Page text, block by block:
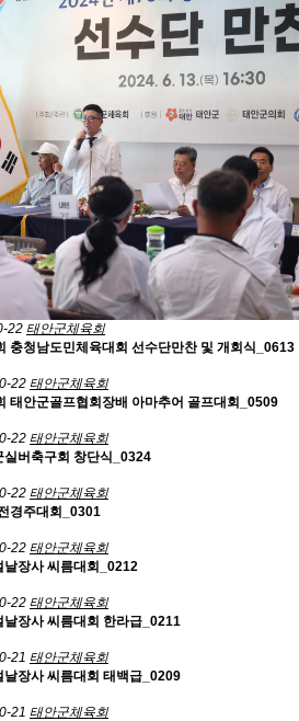
22 태안군체육회
충청남도민체육대회 선수단만찬 및 개회식_0613
22 태안군체육회
태안군골프협회장배 아마추어 골프대회_0509
22 태안군체육회
실버축구회 창단식_0324
22 태안군체육회
경주대회_0301
22 태안군체육회
날장사 씨름대회_0212
22 태안군체육회
날장사 씨름대회 한라급_0211
21 태안군체육회
날장사 씨름대회 태백급_0209
21 태안군체육회